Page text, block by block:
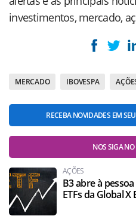
investimentos, mercado,
MERCADO IBOVESPA
RECEBA NOVIDADES EM
NOS SIGA
AÇÕES
B3 abre à
ETFs da Global X